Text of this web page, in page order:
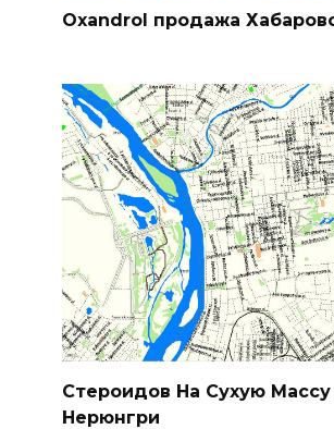
Oxandrol продажа
Стероидов На Сухую
Нерюнгри